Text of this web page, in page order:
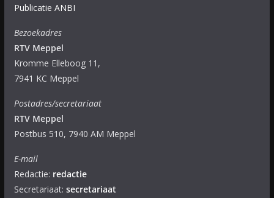
Publicatie ANBI
Bezoekadres
RTV Meppel
Kromme Elleboog 11,
7941 KC Meppel
Postadres/secretariaat
RTV Meppel
Postbus 510, 7940 AM Meppel
E-mail
Redactie: redactie
Secretariaat: secretariaat